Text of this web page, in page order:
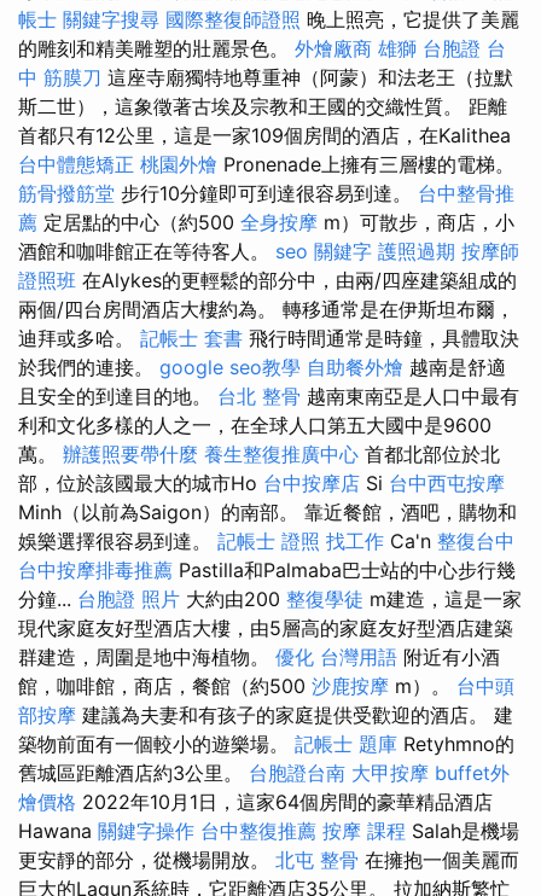
帳士 關鍵字搜尋 國際整復師證照 晚上照亮，它提供了美麗
的雕刻和精美雕塑的壯麗景色。 外燴廠商 雄獅 台胞證 台
中 筋膜刀 這座寺廟獨特地尊重神（阿蒙）和法老王（拉默
斯二世），這象徵著古埃及宗教和王國的交織性質。 距離
首都只有12公里，這是一家109個房間的酒店，在Kalithea
台中體態矯正 桃園外燴 Pronenade上擁有三層樓的電梯。
筋骨撥筋堂 步行10分鐘即可到達很容易到達。 台中整骨推
薦 定居點的中心（約500 全身按摩 m）可散步，商店，小
酒館和咖啡館正在等待客人。 seo 關鍵字 護照過期 按摩師
證照班 在Alykes的更輕鬆的部分中，由兩/四座建築組成的
兩個/四台房間酒店大樓約為。 轉移通常是在伊斯坦布爾，
迪拜或多哈。 記帳士 套書 飛行時間通常是時鐘，具體取決
於我們的連接。 google seo教學 自助餐外燴 越南是舒適
且安全的到達目的地。 台北 整骨 越南東南亞是人口中最有
利和文化多樣的人之一，在全球人口第五大國中是9600
萬。 辦護照要帶什麼 養生整復推廣中心 首都北部位於北
部，位於該國最大的城市Ho 台中按摩店 Si 台中西屯按摩
Minh（以前為Saigon）的南部。 靠近餐館，酒吧，購物和
娛樂選擇很容易到達。 記帳士 證照 找工作 Ca'n 整復台中
台中按摩排毒推薦 Pastilla和Palmaba巴士站的中心步行幾
分鐘... 台胞證 照片 大約由200 整復學徒 m建造，這是一家
現代家庭友好型酒店大樓，由5層高的家庭友好型酒店建築
群建造，周圍是地中海植物。 優化 台灣用語 附近有小酒
館，咖啡館，商店，餐館（約500 沙鹿按摩 m）。 台中頭
部按摩 建議為夫妻和有孩子的家庭提供受歡迎的酒店。 建
築物前面有一個較小的遊樂場。 記帳士 題庫 Retyhmno的
舊城區距離酒店約3公里。 台胞證台南 大甲按摩 buffet外
燴價格 2022年10月1日，這家64個房間的豪華精品酒店
Hawana 關鍵字操作 台中整復推薦 按摩 課程 Salah是機場
更安靜的部分，從機場開放。 北屯 整骨 在擁抱一個美麗而
巨大的Lagun系統時，它距離酒店35公里。 拉加納斯繁忙